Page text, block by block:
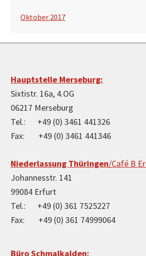
Oktober 2017
Hauptstelle Merseburg:
Sixtistr. 16a, 4.OG
06217 Merseburg
Tel.: +49 (0) 3461 441326
Fax: +49 (0) 3461 441346
Niederlassung Thüringen/Café B
Johannesstr. 141
99084 Erfurt
Tel.: +49 (0) 361 7525227
Fax: +49 (0) 361 74999064
Büro Schmalkalden: